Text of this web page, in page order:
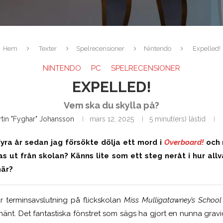
Hem Texter Spelrecensioner Nintendo Expelled!
NINTENDO PC SPELRECENSIONER
EXPELLED!
Vem ska du skylla på?
"Fyghar" Johansson mars 12, 2025 5 minut(ers) lästid
år sedan jag försökte dölja ett mord i Overboard!och
ut från skolan? Känns lite som ett steg neråt i hur
terminsavslutning på flickskolan Miss Mulligatawney’s
Det fantastiska fönstret som sägs ha gjort en nunna